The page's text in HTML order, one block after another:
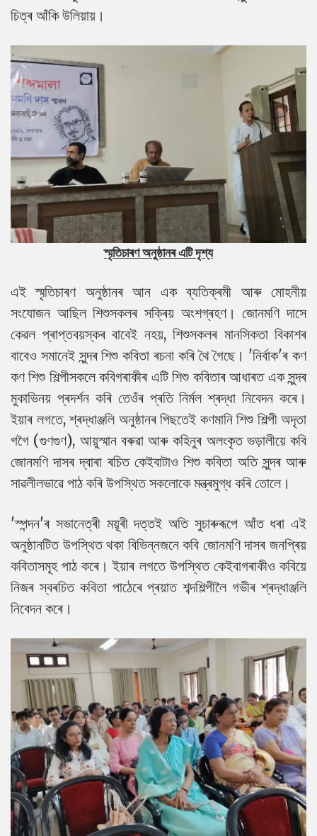
চিত্ৰ আঁকি উলিয়ায়।
স্মৃতিচাৰণ অনুষ্ঠানৰ এটি দৃশ্য
এই স্মৃতিচাৰণ অনুষ্ঠানৰ আন এক ব্যতিক্ৰমী আৰু মোহনীয়
সংযোজন আছিল শিশুসকলৰ সক্ৰিয় অংশগ্ৰহণ। জোনমণি দাসে
কেৱল প্ৰাপ্তবয়স্কৰ বাবেই নহয়, শিশুসকলৰ মানসিকতা বিকাশৰ
বাবেও সমানেই সুন্দৰ শিশু কবিতা ৰচনা কৰি থৈ গৈছে। 'নিৰ্বাক'ৰ কণ
কণ শিশু শিল্পীসকলে কবিগৰাকীৰ এটি শিশু কবিতাৰ আধাৰত এক সুন্দৰ
মুকাভিনয় প্ৰদৰ্শন কৰি তেওঁৰ প্ৰতি নিৰ্মল শ্ৰদ্ধা নিবেদন কৰে।
ইয়াৰ লগতে, শ্ৰদ্ধাঞ্জলি অনুষ্ঠানৰ পিছতেই কণমানি শিশু শিল্পী অদৃতা
গগৈ (গুণগুণ), আয়ুস্মান বৰুৱা আৰু কহিনুৰ অলংকৃত ভড়ালীয়ে কবি
জোনমণি দাসৰ দ্বাৰা ৰচিত কেইবাটাও শিশু কবিতা অতি সুন্দৰ আৰু
সাৱলীলভাৱে পাঠ কৰি উপস্থিত সকলোকে মন্ত্ৰমুগ্ধ কৰি তোলে।
'স্পন্দন'ৰ সভানেত্ৰী ময়ূৰী দত্তই অতি সুচাৰুৰূপে আঁত ধৰা এই
অনুষ্ঠানটিত উপস্থিত থকা বিভিন্নজনে কবি জোনমণি দাসৰ জনপ্ৰিয়
কবিতাসমূহ পাঠ কৰে। ইয়াৰ লগতে উপস্থিত কেইবাগৰাকীও কবিয়ে
নিজৰ স্বৰচিত কবিতা পাঠেৰে প্ৰয়াত শব্দশিল্পীলৈ গভীৰ শ্ৰদ্ধাঞ্জলি
নিবেদন কৰে।